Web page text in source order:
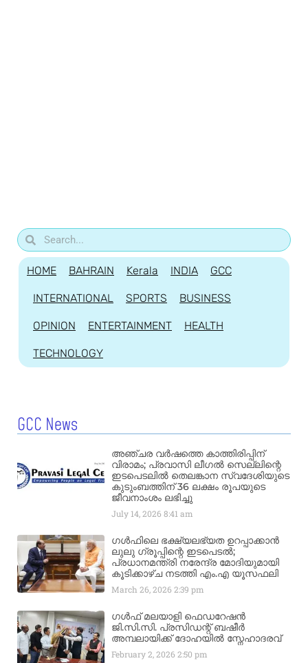
HOME BAHRAIN Kerala INDIA GCC
INTERNATIONAL SPORTS BUSINESS
OPINION ENTERTAINMENT HEALTH
TECHNOLOGY
GCC News
അഞ്ചര വർഷത്തെ കാത്തിരിപ്പിന്
വിരാമം; പ്രവാസി ലീഗൽ സെല്ലിന്റെ
ഇടപെടലിൽ തെലങ്കാന സ്വദേശിയുടെ
കുടുംബത്തിന് 36 ലക്ഷം രൂപയുടെ
ജീവനാംശം ലഭിച്ചു
July 14, 20268:41 am
ഗൾഫിലെ ഭക്ഷ്യലഭ്യത ഉറപ്പാക്കാൻ
ലുലു ഗ്രൂപ്പിന്റെ ഇടപെടൽ;
പ്രധാനമന്ത്രി നരേന്ദ്ര മോദിയുമായി
കൂടിക്കാഴ്ച നടത്തി എം.എ യൂസഫലി
March 26, 20262:39 pm
ഗൾഫ് മലയാളി ഫെഡറേഷൻ
ജി.സി.സി. പ്രസിഡന്റ് ബഷീർ
അമ്പലായിക്ക് ദോഹയിൽ സ്നേഹാദരവ്
February 2, 20262:50 pm